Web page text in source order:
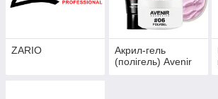
ZARIO
Акрил-гель
(полігель) Avenir